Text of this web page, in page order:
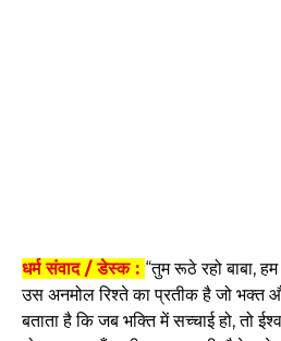
धर्म संवाद / डेस्क : “तुम रूठे रहो बाबा,
उस अनमोल रिश्ते का प्रतीक है जो भक्त
बताता है कि जब भक्ति में सच्चाई हो, तो